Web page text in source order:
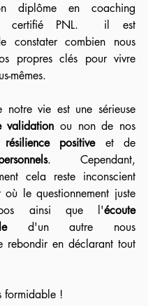
diplôme en coaching
certifié PNL.  il est
constater combien nous
propres clés pour vivre
mêmes.
validation ou non de nos
résilience positive
. Cependant,
cela reste inconscient
le questionnement juste
ainsi que l'écoute
d'un autre nous
rebondir en déclarant tout
formidable !